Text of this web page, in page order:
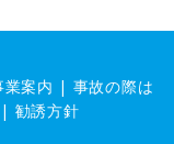
業案内 | 事故の際は
勧誘方針